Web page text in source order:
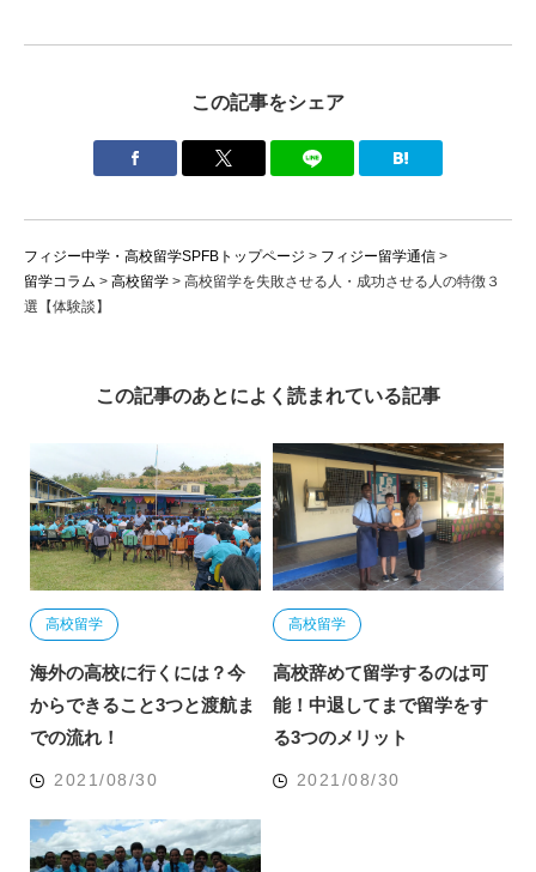
この記事をシェア
フィジー中学・高校留学SPFBトップページ > フィジー留学通信 >
留学コラム > 高校留学 > 高校留学を失敗させる人・成功させる人の特徴３
選【体験談】
この記事のあとによく読まれている記事
高校留学
海外の高校に行くには？今
からできること3つと渡航ま
での流れ！
2021/08/30
高校留学
高校辞めて留学するのは可
能！中退してまで留学をす
る3つのメリット
2021/08/30